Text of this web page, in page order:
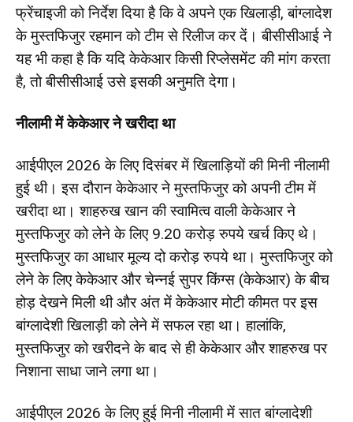
फ्रेंचाइजी को निर्देश दिया है कि वे अपने एक खिलाड़ी, बांग्लादेश
के मुस्तफिजुर रहमान को टीम से रिलीज कर दें। बीसीसीआई ने
यह भी कहा है कि यदि केकेआर किसी रिप्लेसमेंट की मांग करता
है, तो बीसीसीआई उसे इसकी अनुमति देगा।
नीलामी में केकेआर ने खरीदा था
आईपीएल 2026 के लिए दिसंबर में खिलाड़ियों की मिनी नीलामी
हुई थी। इस दौरान केकेआर ने मुस्तफिजुर को अपनी टीम में
खरीदा था। शाहरुख खान की स्वामित्व वाली केकेआर ने
मुस्तफिजुर को लेने के लिए 9.20 करोड़ रुपये खर्च किए थे।
मुस्तफिजुर का आधार मूल्य दो करोड़ रुपये था। मुस्तफिजुर को
लेने के लिए केकेआर और चेन्नई सुपर किंग्स (केकेआर) के बीच
होड़ देखने मिली थी और अंत में केकेआर मोटी कीमत पर इस
बांग्लादेशी खिलाड़ी को लेने में सफल रहा था। हालांकि,
मुस्तफिजुर को खरीदने के बाद से ही केकेआर और शाहरुख पर
निशाना साधा जाने लगा था।
आईपीएल 2026 के लिए हुई मिनी नीलामी में सात बांग्लादेशी